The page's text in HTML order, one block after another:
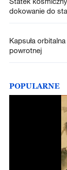
dokowanie do
Kapsuła
powrotnej
POPULARNE